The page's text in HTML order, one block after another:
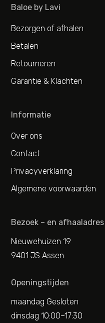
Baloe by Lavi
Bezorgen of afhalen
Betalen
Retourneren
Garantie & Klachten
Informatie
Over ons
Contact
Privacyverklaring
Algemene voorwaarden
Bezoek – en afhaaladres
Nieuwehuizen 19
9401 JS Assen
Openingstijden
maandag Gesloten
dinsdag 10:00–17:30